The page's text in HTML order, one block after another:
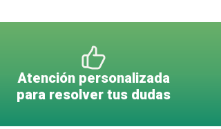
Atención personalizada
para resolver tus dudas